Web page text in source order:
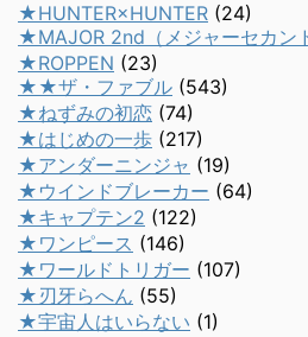
★HUNTER×HUNTER (24)
★MAJOR 2nd（メジャーセカン
★ROPPEN (23)
★★ザ・ファブル (543)
★ねずみの初恋 (74)
★はじめの一歩 (217)
★アンダーニンジャ (19)
★ウインドブレーカー (64)
★キャプテン2 (122)
★ワンピース (146)
★ワールドトリガー (107)
★刃牙らへん (55)
★宇宙人はいらない (1)